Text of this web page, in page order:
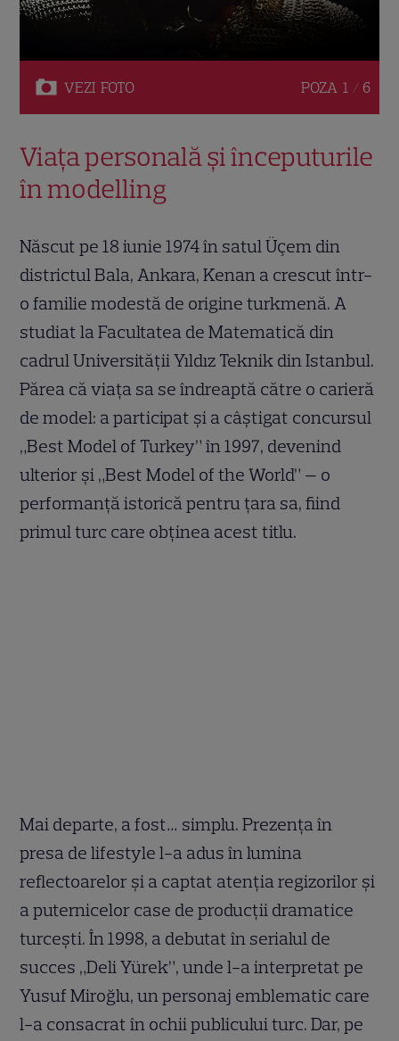
VEZI FOTO POZA 1 / 6
Viața personală și începuturile
în modelling
Născut pe 18 iunie 1974 în satul Üçem din
districtul Bala, Ankara, Kenan a crescut într-
o familie modestă de origine turkmenă. A
studiat la Facultatea de Matematică din
cadrul Universității Yıldız Teknik din Istanbul.
Părea că viața sa se îndreaptă către o carieră
de model: a participat și a câștigat concursul
„Best Model of Turkey” în 1997, devenind
ulterior și „Best Model of the World” — o
performanță istorică pentru țara sa, fiind
primul turc care obținea acest titlu.
Mai departe, a fost… simplu. Prezența în
presa de lifestyle l-a adus în lumina
reflectoarelor și a captat atenția regizorilor și
a puternicelor case de producții dramatice
turcești. În 1998, a debutat în serialul de
succes „Deli Yürek”, unde l-a interpretat pe
Yusuf Miroğlu, un personaj emblematic care
l-a consacrat în ochii publicului turc. Dar, pe